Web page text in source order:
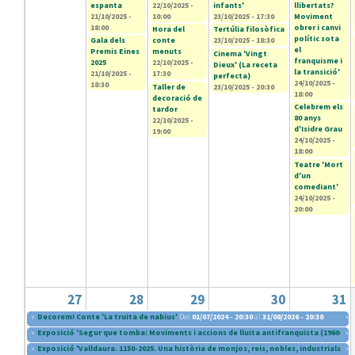
espanta
21/10/2025 -
18:00
Gala dels
Premis Eines
2025
21/10/2025 -
18:30
22/10/2025 -
10:00
Hora del
conte
menuts
22/10/2025 -
17:30
Taller de
decoració de
tardor
22/10/2025 -
19:00
infants'
23/10/2025 - 17:30
Tertúlia filosòfica
23/10/2025 - 18:30
Cinema 'Vingt
Dieux' (La receta
perfecta)
23/10/2025 - 20:30
llibertats?
Moviment
obrer i canvi
polític sota
el
franquisme i
la transició'
24/10/2025 -
18:00
Celebrem els
80 anys
d'Isidre Grau
24/10/2025 -
18:00
Teatre 'Mort
d'un
comediant'
24/10/2025 -
20:00
27 28 29 30 31
« Decorem! Conte 'La truita de nabius' Del 01/07/2024 - 20:30al 31/08/2026 - 20:30
»
« Exposició 'Segur que tomba: Moviments i accions de lluita antifranquista (1960- »
« Exposició 'Valldaura. 1150-2025. Una història de monjos, reis, nobles, industrials i»